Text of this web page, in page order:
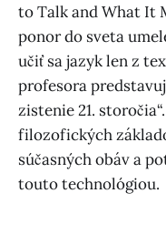
to Talk and What It
ponor do sveta
učiť sa jazyk len z
profesora
zistenie 21.
filozofických
súčasných obáv a
touto technológiou.